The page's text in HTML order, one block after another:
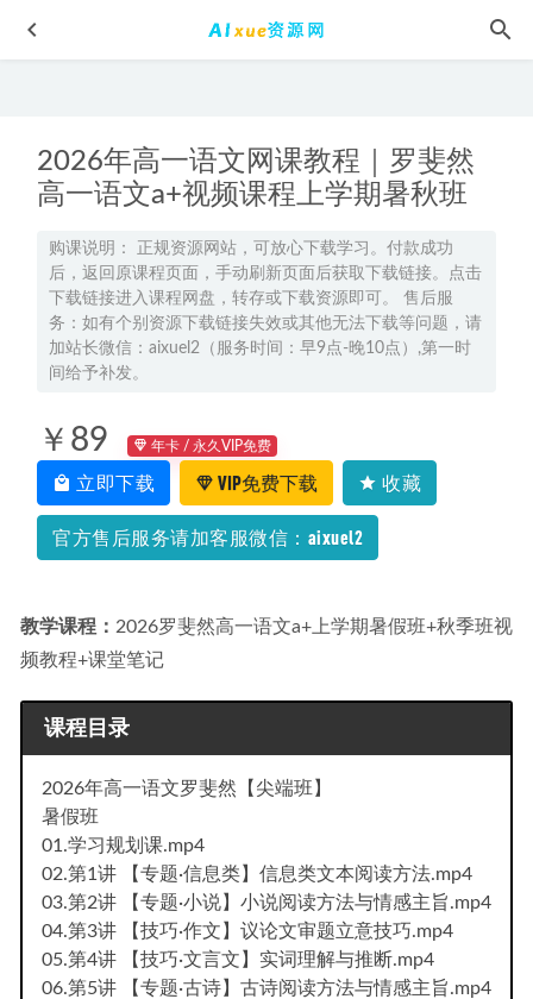
2026年高一语文网课教程｜罗斐然
高一语文a+视频课程上学期暑秋班
购课说明： 正规资源网站，可放心下载学习。付款成功
后，返回原课程页面，手动刷新页面后获取下载链接。点击
下载链接进入课程网盘，转存或下载资源即可。 售后服
务：如有个别资源下载链接失效或其他无法下载等问题，请
加站长微信：aixuel2（服务时间：早9点-晚10点）,第一时
间给予补发。
￥89 年卡 / 永久VIP免费
立即下载 VIP免费下载 收藏
官方售后服务请加客服微信：aixuel2
教学课程： 2026罗斐然高一语文a+上学期暑假班+秋季班视
频教程+课堂笔记
课程目录
2026年高一语文罗斐然【尖端班】
暑假班
01.学习规划课.mp4
02.第1讲 【专题·信息类】信息类文本阅读方法.mp4
03.第2讲 【专题·小说】小说阅读方法与情感主旨.mp4
04.第3讲 【技巧·作文】议论文审题立意技巧.mp4
05.第4讲 【技巧·文言文】实词理解与推断.mp4
06.第5讲 【专题·古诗】古诗阅读方法与情感主旨.mp4
2024都运欢初三历史a+班网课寒春班 2024-03-27
音乐欣赏·古典民乐合集100首MP3，车载音乐，抖音快手素材
歌曲百度网盘资源下载
2022-06-19
2024高考押题《浙大优学·靶向模拟卷》（语数英）各八套
赵礼显高中数学网课2024赵礼显高二数学视频教程+讲义（暑
假班+秋季班） 2024-01-18
2024许润博初二数学A+视频教程+讲义 2024-04-12